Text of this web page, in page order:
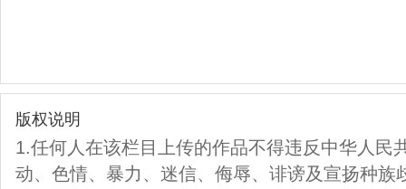
版权说明
1.任何人在该栏目上传的作品不得违反中华人民
动、色情、暴力、迷信、侮辱、诽谤及宣扬种族